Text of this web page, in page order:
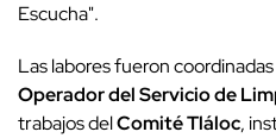
Escucha".
Las labores fueron
Operador del Servicio de
trabajos delComité Tláloc,